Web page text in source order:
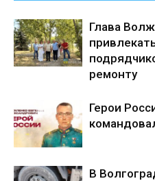
Глава
ремонту
Герои
В